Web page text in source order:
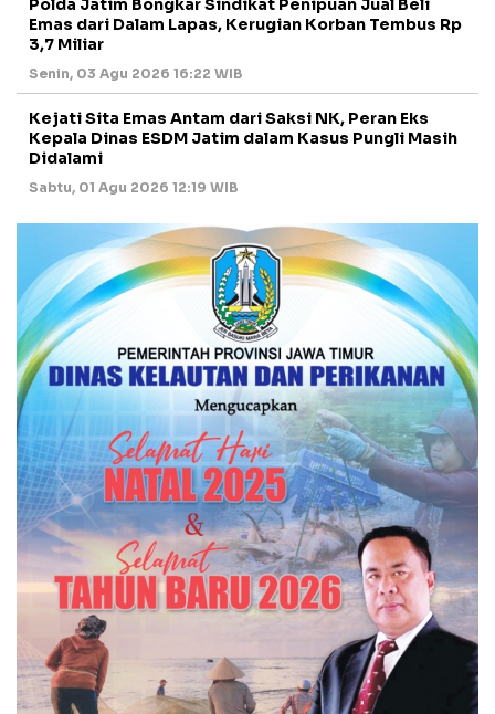
Polda Jatim Bongkar Sindikat Penipuan Jual Beli
Emas dari Dalam Lapas, Kerugian Korban Tembus Rp
3,7 Miliar
Senin, 03 Agu 2026 16:22 WIB
Kejati Sita Emas Antam dari Saksi NK, Peran Eks
Kepala Dinas ESDM Jatim dalam Kasus Pungli Masih
Didalami
Sabtu, 01 Agu 2026 12:19 WIB